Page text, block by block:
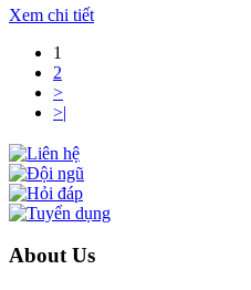
Xem chi tiết
1
2
>
>|
About Us